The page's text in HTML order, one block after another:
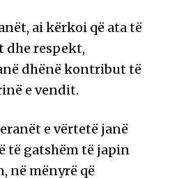
ai kërkoi që ata të
respekt,
dhënë kontribut të
e vendit.
e vërtetë janë
të gatshëm të japin
në mënyrë që